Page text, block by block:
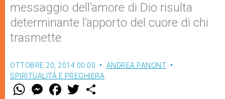
messaggio dell’amore di Dio risulta
determinante l’apporto del cuore di chi
trasmette
OTTOBRE 20, 2014 00:00
ANDREA PANONT
SPIRITUALITÀ E PREGHIERA
W M
e
F
a w